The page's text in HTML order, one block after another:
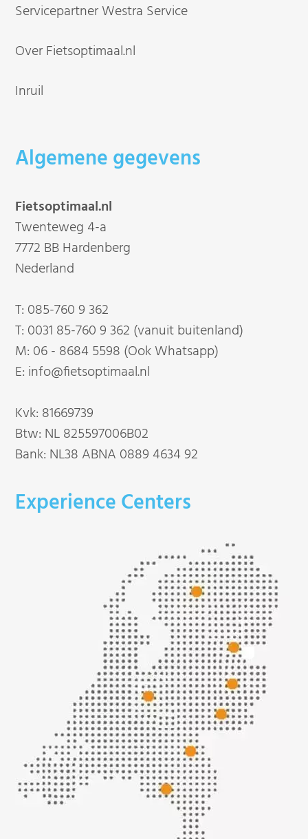
Servicepartner Westra Service
Over Fietsoptimaal.nl
Inruil
Algemene gegevens
Fietsoptimaal.nl
Twenteweg 4-a
7772 BB Hardenberg
Nederland
T: 085-760 9 362
T: 0031 85-760 9 362 (vanuit buitenland)
M: 06 - 8684 5598 (Ook Whatsapp)
E: info@fietsoptimaal.nl
Kvk: 81669739
Btw: NL 825597006B02
Bank: NL38 ABNA 0889 4634 92
Experience Centers